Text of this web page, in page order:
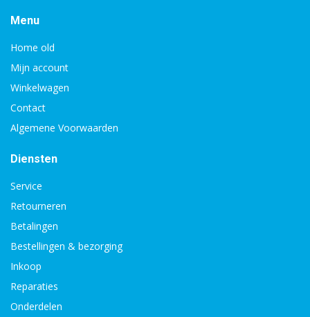
Menu
Home old
Mijn account
Winkelwagen
Contact
Algemene Voorwaarden
Diensten
Service
Retourneren
Betalingen
Bestellingen & bezorging
Inkoop
Reparaties
Onderdelen